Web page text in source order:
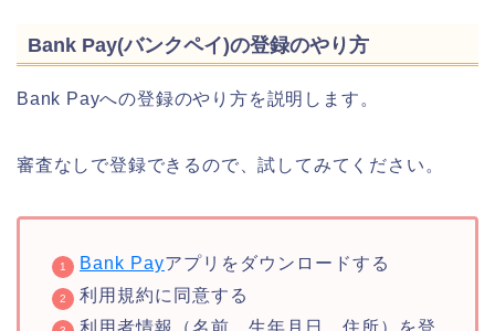
Bank Pay(バンクペイ)の登録のやり方
Bank Payへの登録のやり方を説明します。
審査なしで登録できるので、試してみてください。
Bank Payアプリをダウンロードする
利用規約に同意する